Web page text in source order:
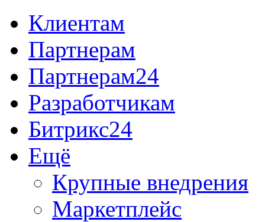
Клиентам
Партнерам
Партнерам24
Разработчикам
Битрикс24
Ещё
Крупные внедрения
Маркетплейс